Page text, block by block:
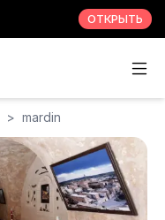
ОТКРЫТЬ
> mardin